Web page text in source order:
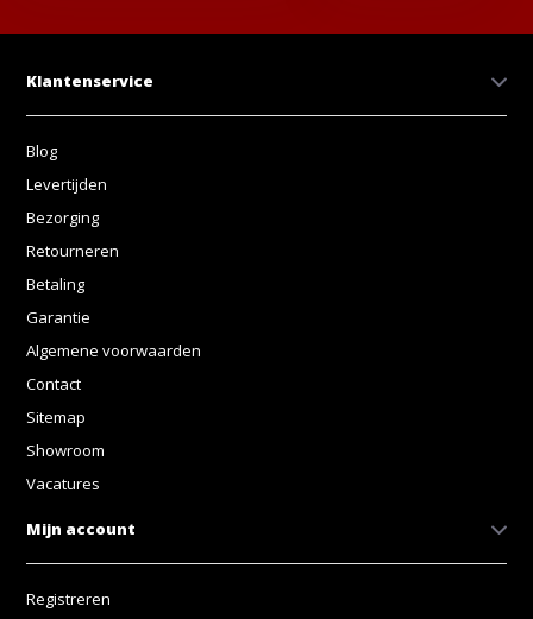
Klantenservice
Blog
Levertijden
Bezorging
Retourneren
Betaling
Garantie
Algemene voorwaarden
Contact
Sitemap
Showroom
Vacatures
Mijn account
Registreren